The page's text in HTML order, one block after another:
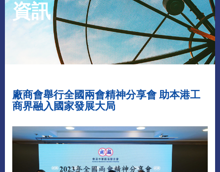
資訊
廠商會舉行全國兩會精神分享會 助本港工
商界融入國家發展大局